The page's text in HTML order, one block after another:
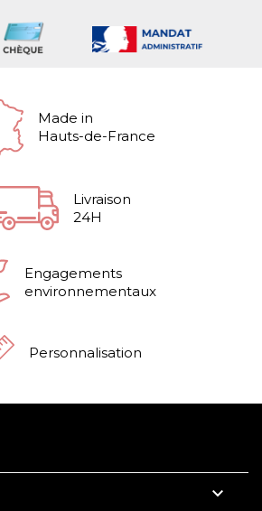
Made in
Hauts-de-France
Livraison
24H
Engagements
environnementaux
Personnalisation
